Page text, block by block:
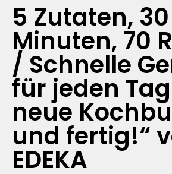
5 Zutaten, 30
Minuten, 70
/ Schnelle
für jeden
neue
und fertig!“
EDEKA